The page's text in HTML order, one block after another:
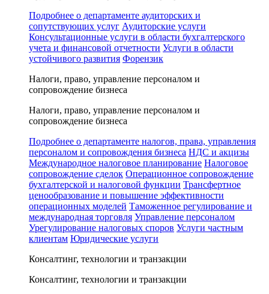
Подробнее о департаменте аудиторских и
сопутствующих услуг Аудиторские услуги
Консультационные услуги в области бухгалтерского
учета и финансовой отчетности Услуги в области
устойчивого развития Форензик
Налоги, право, управление персоналом и
сопровождение бизнеса
Налоги, право, управление персоналом и
сопровождение бизнеса
Подробнее о департаменте налогов, права, управления
персоналом и сопровождения бизнеса НДС и акцизы
Международное налоговое планирование Налоговое
сопровождение сделок Операционное сопровождение
бухгалтерской и налоговой функции Трансфертное
ценообразование и повышение эффективности
операционных моделей Таможенное регулирование и
международная торговля Управление персоналом
Урегулирование налоговых споров Услуги частным
клиентам Юридические услуги
Консалтинг, технологии и транзакции
Консалтинг, технологии и транзакции